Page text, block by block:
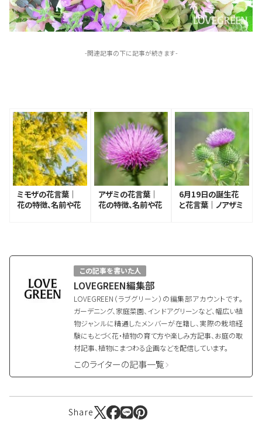
-関連記事の下に記事が続きます-
ミモザの花言葉｜
花の特徴、名前や花
アザミの花言葉｜
花の特徴、名前や花
6月19日の誕生花
と花言葉｜ノアザミ
この記事を書いた人
LOVEGREEN編集部
LOVEGREEN（ラブグリーン）の編集部アカウントです。
ガーデニング、家庭菜園、インドアグリーンなど、幅広い植
物ジャンルに精通したメンバーが在籍し、実際の栽培経
験にもとづく花・植物の育て方や楽しみ方記事、お庭の取
材記事、植物にまつわる企画などを配信しています。
このライターの記事一覧
Share